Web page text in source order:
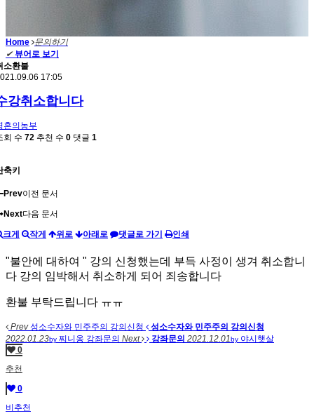
Home 문의하기
✔ 뷰어로 보기
소환불
17:05
강취소합니다
혼의농부
회 수 72 추천 수 0 댓글 1
축키
Prev이전 문서
Next다음 문서
크게 작게 위로 아래로 댓글로 가기 인쇄
"불안에 대하여 " 강의 신청했는데 부득 사정이 생겨 취소합니
다 강의 임박해서 취소하게 되어 죄송합니다
환불 부탁드립니다 ㅠㅠ
Prev성소수자와 민주주의 강의신청
성소수자와 민주주의 강의신청
2022.01.23by 찌니옹 강좌문의 Next 강좌문의 2021.12.01by 야시햇살
0
추천
0
비추천